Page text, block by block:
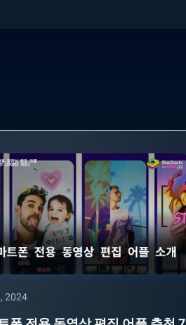
2024